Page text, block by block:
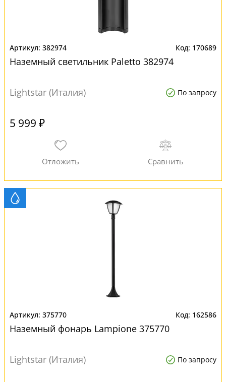
382974 170689
Наземный светильник Paletto 382974
Lightstar (Италия) По запросу
5 999 ₽
375770 162586
Наземный фонарь Lampione 375770
Lightstar (Италия) По запросу